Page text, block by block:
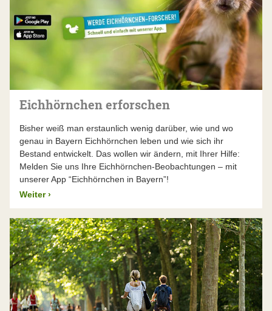
Eichhörnchen erforschen
Bisher weiß man erstaunlich wenig darüber, wie und wo
genau in Bayern Eichhörnchen leben und wie sich ihr
Bestand entwickelt. Das wollen wir ändern, mit Ihrer Hilfe:
Melden Sie uns Ihre Eichhörnchen-Beobachtungen – mit
unserer App “Eichhörnchen in Bayern”!
Weiter ›